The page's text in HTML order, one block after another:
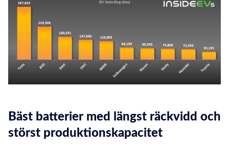
Bäst batterier med längst räckvidd och
störst produktionskapacitet